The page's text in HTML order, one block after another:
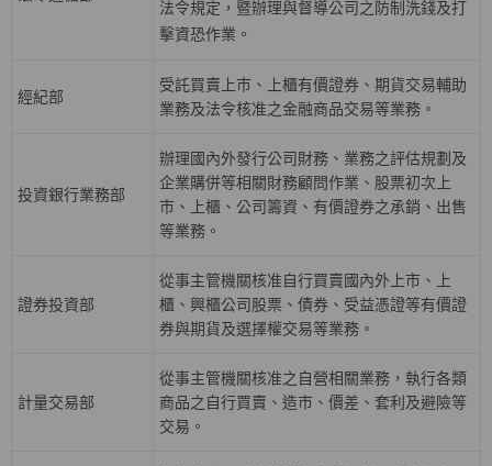
法令規定，暨辦理與督導公司之防制洗錢及打
擊資恐作業。
經紀部
受託買賣上巿、上櫃有價證券、期貨交易輔助
業務及法令核准之金融商品交易等業務。
投資銀行業務部
辦理國內外發行公司財務、業務之評估規劃及
企業購併等相關財務顧問作業、股票初次上
巿、上櫃、公司籌資、有價證券之承銷、出售
等業務。
證券投資部
從事主管機關核准自行買賣國內外上市、上
櫃、興櫃公司股票、債券、受益憑證等有價證
券與期貨及選擇權交易等業務。
計量交易部
從事主管機關核准之自營相關業務，執行各類
商品之自行買賣、造市、價差、套利及避險等
交易。